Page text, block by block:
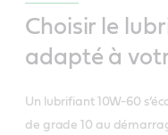
Choisir le
adapté à
Un lubrifiant 10W-60
de grade 10 au